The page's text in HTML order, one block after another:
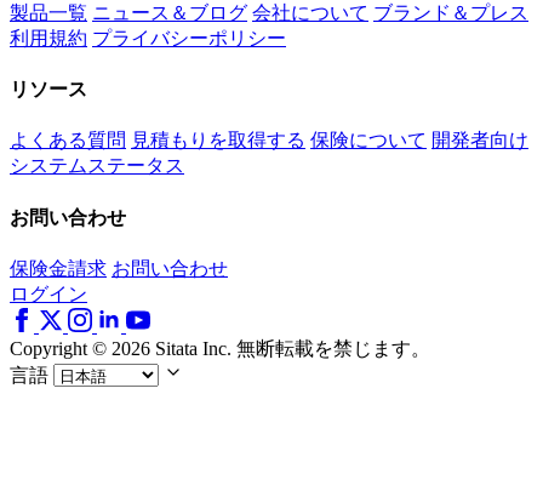
製品一覧 ニュース＆ブログ 会社について ブランド＆プレス
利用規約 プライバシーポリシー
リソース
よくある質問 見積もりを取得する 保険について 開発者向け
システムステータス
お問い合わせ
保険金請求 お問い合わせ
ログイン
Copyright © 2026 Sitata Inc. 無断転載を禁じます。
言語